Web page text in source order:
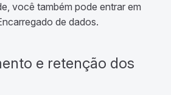
você também pode entrar em
de dados.
e retenção dos